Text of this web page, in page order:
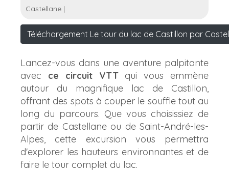
Castellane |
Téléchargement Le tour du lac de Castillon par
Lancez-vous dans une aventure palpitante
avec ce circuit VTTqui vous emmène
autour du magnifique lac de Castillon,
offrant des spots à couper le souffle tout au
long du parcours. Que vous choisissiez de
partir de Castellane ou de Saint-André-les-
Alpes, cette excursion vous permettra
d'explorer les hauteurs environnantes et de
faire le tour complet du lac.